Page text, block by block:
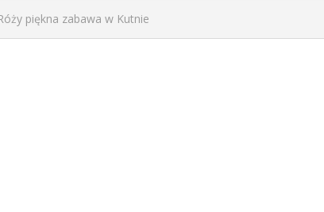
piękna zabawa w Kutnie